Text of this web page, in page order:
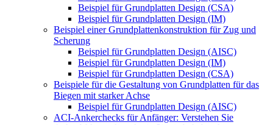
Beispiel für Grundplatten Design (CSA)
Beispiel für Grundplatten Design (IM)
Beispiel einer Grundplattenkonstruktion für Zug und
Scherung
Beispiel für Grundplatten Design (AISC)
Beispiel für Grundplatten Design (IM)
Beispiel für Grundplatten Design (CSA)
Beispiele für die Gestaltung von Grundplatten für das
Biegen mit starker Achse
Beispiel für Grundplatten Design (AISC)
ACI-Ankerchecks für Anfänger: Verstehen Sie